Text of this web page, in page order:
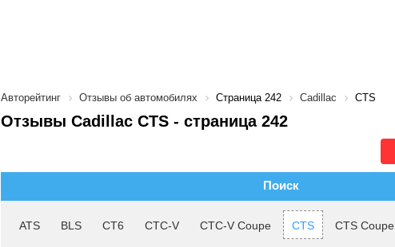
Авторейтинг Отзывы об автомобилях Страница 242 Cadillac CTS
Отзывы Cadillac CTS - cтраница 242
Поиск
ATS BLS CT6 CTC-V CTC-V Coupe CTS CTS Coupe